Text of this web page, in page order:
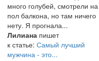
много голубей, смотрели на
пол балкона, но там ничего
нету. Я прогнала...
Лилиана пишет
к статье: Самый лучший
мужчина - это...